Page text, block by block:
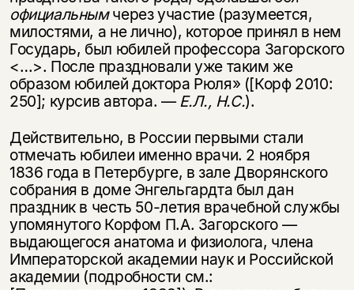
официальнымчерез участие (разумеется,
милостями, а не лично), которое принял в нем
Государь, был юбилей профессора Загорского
<…>. После праздновали уже таким же
образом юбилей доктора Рюля» ([Корф 2010:
250]; курсив автора. —Е.Л., Н.С.).
Действительно, в России первыми стали
отмечать юбилеи именно врачи. 2 ноября
1836 года в Петербурге, в зале Дворянского
собрания в доме Энгельгардта был дан
праздник в честь 50-летия врачебной службы
упомянутого Корфом П.А. Загорского —
выдающегося анатома и физиолога, члена
Императорской академии наук и Российской
академии (подробности см.: